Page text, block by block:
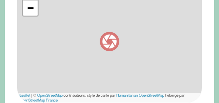
−
Leaflet|©OpenStreetMapcontributeurs, style de carte parHumanitarian OpenStreetMaphébergé par
OpenStreetMap France